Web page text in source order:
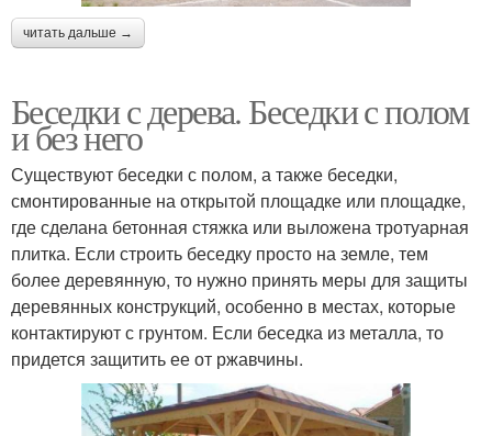
читать дальше →
Беседки с дерева. Беседки с полом
и без него
Существуют беседки с полом, а также беседки,
смонтированные на открытой площадке или площадке,
где сделана бетонная стяжка или выложена тротуарная
плитка. Если строить беседку просто на земле, тем
более деревянную, то нужно принять меры для защиты
деревянных конструкций, особенно в местах, которые
контактируют с грунтом. Если беседка из металла, то
придется защитить ее от ржавчины.